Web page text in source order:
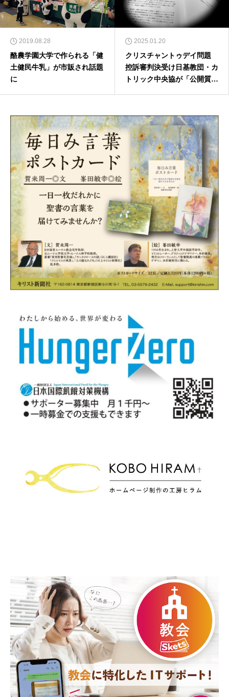
2019.08.28
酪農学園大学で作られる「健
土健民牛乳」が市販され話題
に
2025.01.20
クリスチャントゥデイ問題
控訴審判決受け日基教団・カ
トリック中央協が「公開質問